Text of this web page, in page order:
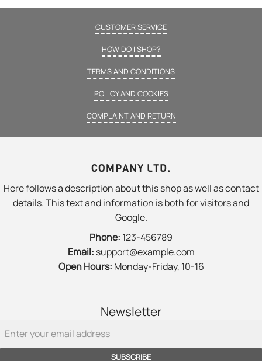
CUSTOMER SERVICE
HOW DO I SHOP?
TERMS AND CONDITIONS
POLICY AND COOKIES
COMPLAINT AND RETURN
COMPANY LTD.
Here follows a description about this shop as well as contact
details. This text and information is both for visitors and
Google.
Phone: 123-456789
Email: support@example.com
Open Hours: Monday-Friday, 10-16
Newsletter
SUBSCRIBE